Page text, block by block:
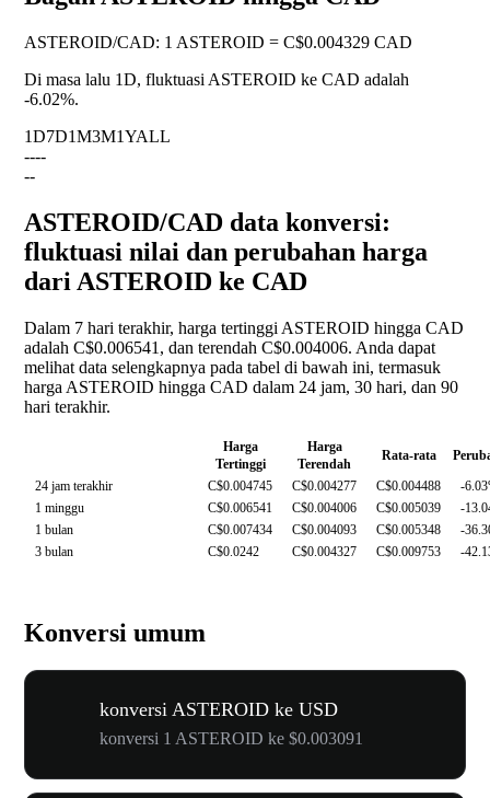
ASTEROID/CAD: 1 ASTEROID = C$0.004329 CAD
Di masa lalu 1D, fluktuasi ASTEROID ke CAD adalah
-6.02%.
1D7D1M3M1YALL
----
--
ASTEROID/CAD data konversi:
fluktuasi nilai dan perubahan harga
dari ASTEROID ke CAD
Dalam 7 hari terakhir, harga tertinggi ASTEROID hingga CAD
adalah C$0.006541, dan terendah C$0.004006. Anda dapat
melihat data selengkapnya pada tabel di bawah ini, termasuk
harga ASTEROID hingga CAD dalam 24 jam, 30 hari, dan 90
hari terakhir.
Harga
Tertinggi
Harga
Terendah
Rata-rata
24 jam terakhir
C$0.004745 C$0.004277 C$0.004488
-
1 minggu
C$0.006541 C$0.004006 C$0.005039
-
1 bulan
C$0.007434 C$0.004093 C$0.005348
-
3 bulan
C$0.0242 C$0.004327 C$0.009753 -
Konversi umum
konversi ASTEROID ke USD
konversi 1 ASTEROID ke $0.003091